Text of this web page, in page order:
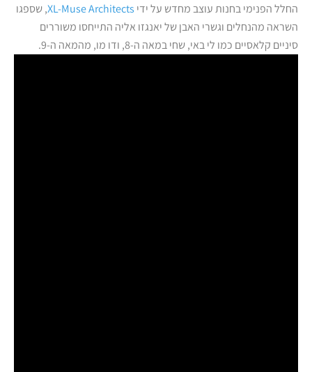
החלל הפנימי בחנות עוצב מחדש על ידיXL-Muse Architects, שספגו
השראה מהנחלים וגשרי האבן של יאנגזו אליה התייחסו משוררים
סיניים קלאסיים כמו לי באי, שחי במאה ה-8, ודו מו, מהמאה ה-9.